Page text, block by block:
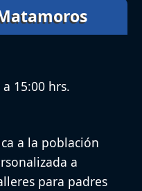
15:00 hrs.
a la población
a
para padres